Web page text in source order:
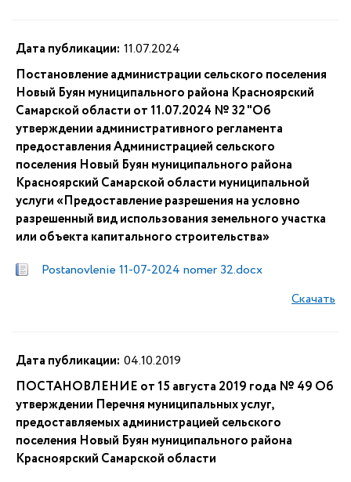
Дата публикации: 11.07.2024
Постановление администрации сельского поселения
Новый Буян муниципального района Красноярский
Самарской области от 11.07.2024 № 32 "Об
утверждении административного регламента
предоставления Администрацией сельского
поселения Новый Буян муниципального района
Красноярский Самарской области муниципальной
услуги «Предоставление разрешения на условно
разрешенный вид использования земельного участка
или объекта капитального строительства»
Postanovlenie 11-07-2024 nomer 32.docx
Скачать
Дата публикации: 04.10.2019
ПОСТАНОВЛЕНИЕ от 15 августа 2019 года № 49 Об
утверждении Перечня муниципальных услуг,
предоставляемых администрацией сельского
поселения Новый Буян муниципального района
Красноярский Самарской области